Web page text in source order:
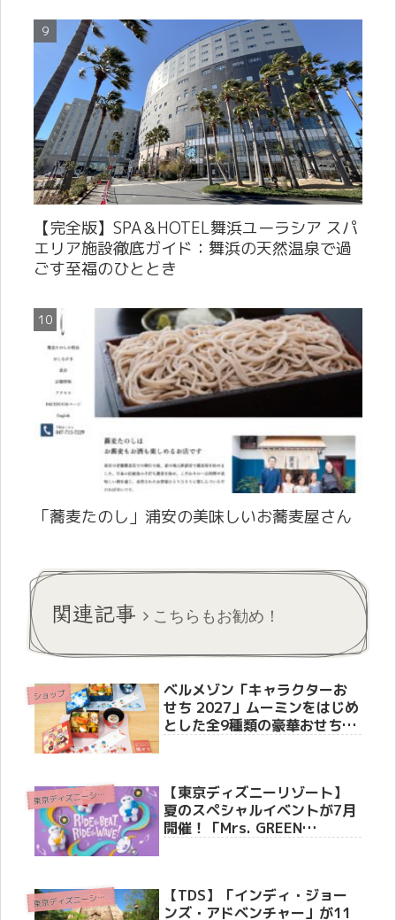
【完全版】SPA＆HOTEL舞浜ユーラシア スパ
エリア施設徹底ガイド：舞浜の天然温泉で過
ごす至福のひととき
「蕎麦たのし」浦安の美味しいお蕎麦屋さん
関連記事 こちらもお勧め！
ショップ
ベルメゾン「キャラクターお
せち 2027」ムーミンをはじめ
とした全9種類の豪華おせちを
東
京ディズニーシー(R)
【東京ディズニーリゾート】
夏のスペシャルイベントが7月
開催！「Mrs. GREEN
東
京ディズニーシー(R)
【TDS】「インディ・ジョー
ンズ・アドベンチャー」が11